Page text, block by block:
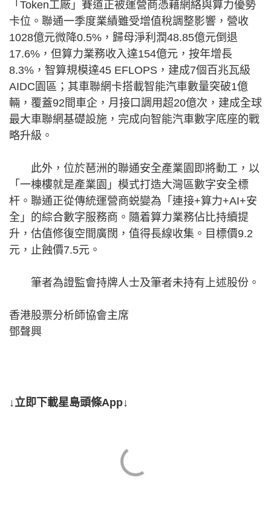
「Token工廠」賽道正被運營商憑藉網絡與算力優勢
卡位。聯通一季度業績雖受增值稅調整影響，營收
1028億元微降0.5%，歸母淨利潤48.85億元倒退
17.6%，但算力業務收入達154億元，按年增長
8.3%，智算規模達45 EFLOPS，建成7個百兆瓦級
AIDC園區；其車聯網卡搭載智能汽車數量突破1億
輛，覆蓋92間車企，月接口調用超20億次，建成全球
最大車聯網基礎設施，完成向智能汽車數字底座的戰
略升級。
此外，位於琶洲的聯通安全產業園即將動工，以
「一棟樓就是產業園」模式打造大灣區數字安全標
杆。聯通正從傳統運營商蜕變為「連接+算力+AI+安
全」的綜合數字服務商。隨着算力業務佔比持續提
升，估值修復空間廣闊，值得長線收集。目標價9.2
元，止蝕價7.5元。
筆者為證監會持牌人士及筆者未持有上述股份。
香港股票分析師協會主席
鄧聲興
↓立即下載星島頭條App↓